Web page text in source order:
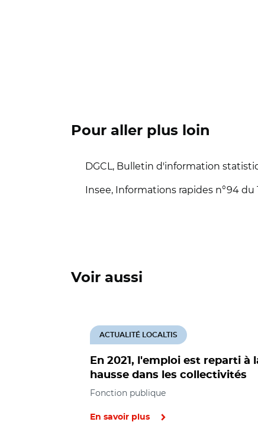
Pour aller plus loin
DGCL, Bulletin d'information
Insee, Informations rapides n°94 du
Voir aussi
En 2021, l'emploi est reparti à
hausse dans les collectivités
ACTUALITÉ LOCALTIS
Fonction publique
En savoir plus